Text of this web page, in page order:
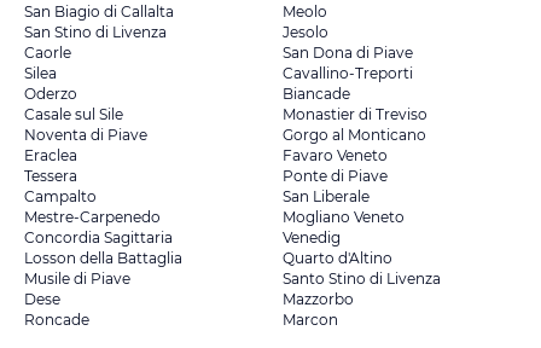
San Biagio di Callalta
Meolo
San Stino di Livenza
Jesolo
Caorle
San Dona di Piave
Silea
Cavallino-Treporti
Oderzo
Biancade
Casale sul Sile
Monastier di Treviso
Noventa di Piave
Gorgo al Monticano
Eraclea
Favaro Veneto
Tessera
Ponte di Piave
Campalto
San Liberale
Mestre-Carpenedo
Mogliano Veneto
Concordia Sagittaria
Venedig
Losson della Battaglia
Quarto d'Altino
Musile di Piave
Santo Stino di Livenza
Dese
Mazzorbo
Roncade
Marcon